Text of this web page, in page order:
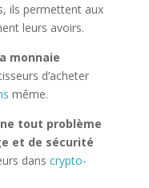
ils permettent aux
leurs avoirs.
monnaie
d’acheter
même.
tout problème
et de sécurité
dans crypto-